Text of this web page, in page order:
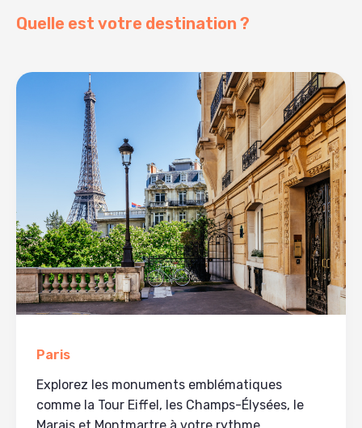
Quelle est votre destination ?
Paris
Explorez les monuments emblématiques
comme la Tour Eiffel, les Champs-Élysées, le